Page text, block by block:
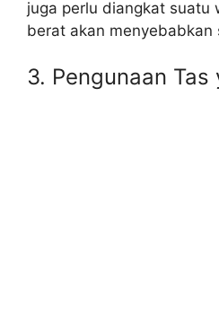
juga perlu diangkat suatu
berat akan menyebabkan
3. Pengunaan Tas